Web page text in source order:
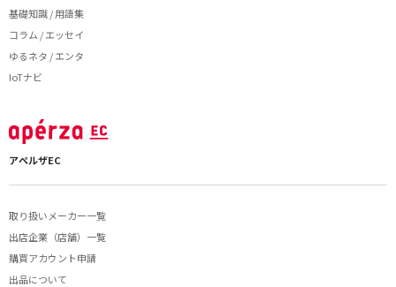
基礎知識 / 用語集
コラム / エッセイ
ゆるネタ / エンタ
IoTナビ
アペルザEC
取り扱いメーカー一覧
出店企業（店舗）一覧
購買アカウント申請
出品について